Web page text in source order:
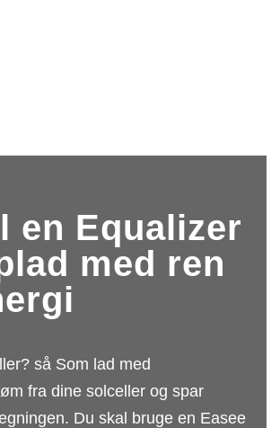
en Equalizer
med ren
så Som lad med
fra dine solceller og spar
Du skal bruge en Easee